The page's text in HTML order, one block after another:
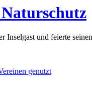
Inselgast und feierte